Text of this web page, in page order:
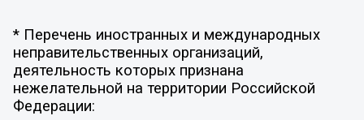
* Перечень иностранных и международных
неправительственных организаций,
деятельность которых признана
нежелательной на территории Российской
Федерации: